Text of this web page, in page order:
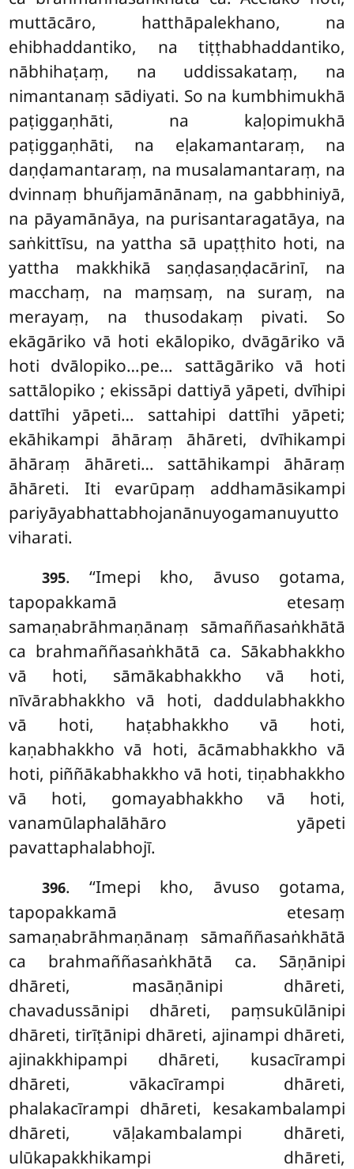
muttācāro, hatthāpalekhano, na
ehibhaddantiko, na tiṭṭhabhaddantiko,
nābhihaṭaṃ, na uddissakataṃ, na
nimantanaṃ sādiyati. So na kumbhimukhā
paṭiggaṇhāti, na kaḷopimukhā
paṭiggaṇhāti, na eḷakamantaraṃ, na
daṇḍamantaraṃ, na musalamantaraṃ, na
dvinnaṃ bhuñjamānānaṃ, na gabbhiniyā,
na pāyamānāya, na purisantaragatāya, na
saṅkittīsu, na yattha sā upaṭṭhito hoti, na
yattha makkhikā saṇḍasaṇḍacārinī, na
macchaṃ, na maṃsaṃ, na suraṃ, na
merayaṃ, na thusodakaṃ pivati. So
ekāgāriko vā hoti ekālopiko, dvāgāriko vā
hoti dvālopiko…pe… sattāgāriko vā hoti
sattālopiko ; ekissāpi dattiyā yāpeti, dvīhipi
dattīhi yāpeti… sattahipi dattīhi yāpeti;
ekāhikampi āhāraṃ āhāreti, dvīhikampi
āhāraṃ āhāreti… sattāhikampi āhāraṃ
āhāreti. Iti evarūpaṃ addhamāsikampi
pariyāyabhattabhojanānuyogamanuyutto
viharati.
395. ‘‘Imepi kho, āvuso gotama,
tapopakkamā etesaṃ
samaṇabrāhmaṇānaṃ sāmaññasaṅkhātā
ca brahmaññasaṅkhātā ca. Sākabhakkho
vā hoti, sāmākabhakkho vā hoti,
nīvārabhakkho vā hoti, daddulabhakkho
vā hoti, haṭabhakkho vā hoti,
kaṇabhakkho vā hoti, ācāmabhakkho vā
hoti, piññākabhakkho vā hoti, tiṇabhakkho
vā hoti, gomayabhakkho vā hoti,
vanamūlaphalāhāro yāpeti
pavattaphalabhojī.
396. ‘‘Imepi kho, āvuso gotama,
tapopakkamā etesaṃ
samaṇabrāhmaṇānaṃ sāmaññasaṅkhātā
ca brahmaññasaṅkhātā ca. Sāṇānipi
dhāreti, masāṇānipi dhāreti,
chavadussānipi dhāreti, paṃsukūlānipi
dhāreti, tirīṭānipi dhāreti, ajinampi dhāreti,
ajinakkhipampi dhāreti, kusacīrampi
dhāreti, vākacīrampi dhāreti,
phalakacīrampi dhāreti, kesakambalampi
dhāreti, vāḷakambalampi dhāreti,
ulūkapakkhikampi dhāreti,